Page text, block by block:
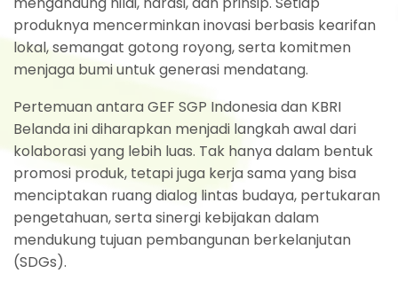
produknya mencerminkan inovasi berbasis kearifan
lokal, semangat gotong royong, serta komitmen
menjaga bumi untuk generasi mendatang.
Pertemuan antara GEF SGP Indonesia dan KBRI
Belanda ini diharapkan menjadi langkah awal dari
kolaborasi yang lebih luas. Tak hanya dalam bentuk
promosi produk, tetapi juga kerja sama yang bisa
menciptakan ruang dialog lintas budaya, pertukaran
pengetahuan, serta sinergi kebijakan dalam
mendukung tujuan pembangunan berkelanjutan
(SDGs).